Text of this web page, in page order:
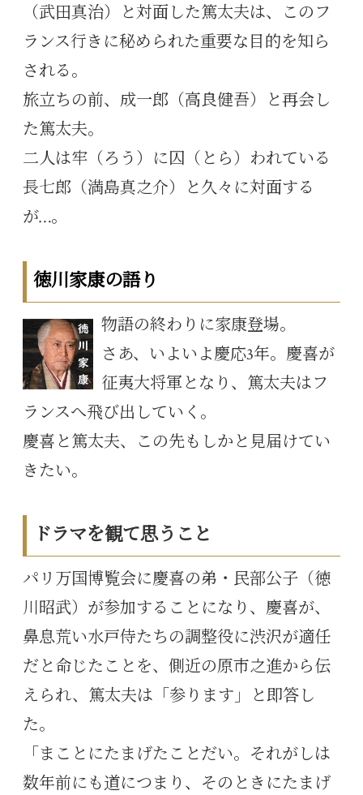
（武田真治）と対面した篤太夫は、このフ
ランス行きに秘められた重要な目的を知ら
される。
旅立ちの前、成一郎（高良健吾）と再会し
た篤太夫。
二人は牢（ろう）に囚（とら）われている
長七郎（満島真之介）と久々に対面する
が…。
徳川家康の語り
物語の終わりに家康登場。
さあ、いよいよ慶応3年。慶喜が
征夷大将軍となり、篤太夫はフ
ランスへ飛び出していく。
慶喜と篤太夫、この先もしかと見届けてい
きたい。
ドラマを観て思うこと
パリ万国博覧会に慶喜の弟・民部公子（徳
川昭武）が参加することになり、慶喜が、
鼻息荒い水戸侍たちの調整役に渋沢が適任
だと命じたことを、側近の原市之進から伝
えられ、篤太夫は「参ります」と即答し
た。
「まことにたまげたことだい。それがしは
数年前にも道につまり、そのときにたまげ